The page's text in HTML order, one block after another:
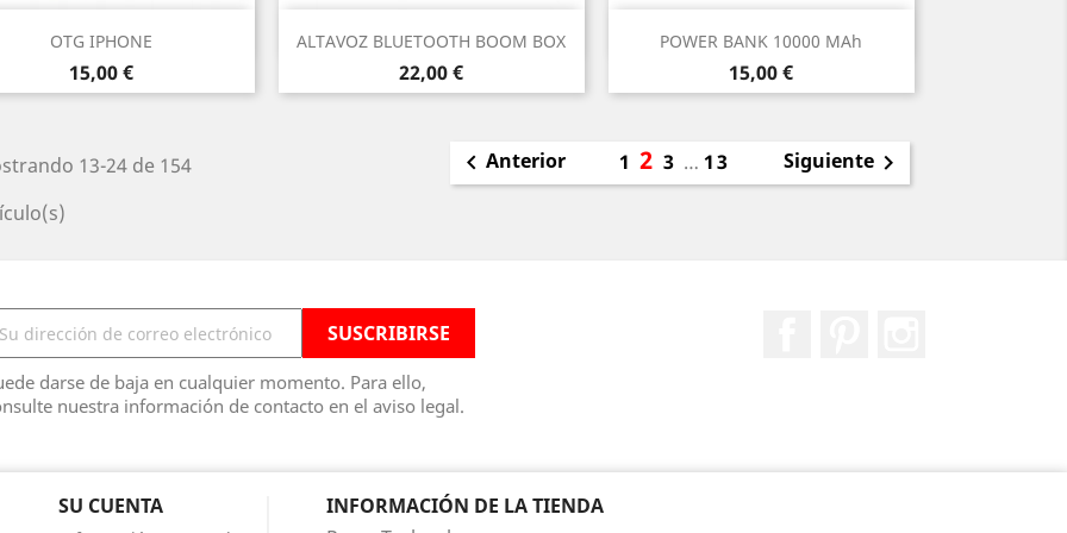
OTG IPHONE
Precio
15,00 €
Vista rápida ALTAVOZ BLUETOOTH BOOM BOX
Precio
22,00 €
 Vista rápida POWER BANK 10000 MAh
Precio
15,00 €
 Vista rápida
13-24 de 154
 Anterior 1 2 3 … 13 Siguiente
darse de baja en cualquier momento. Para ello,
nuestra información de contacto en el aviso legal.
SU CUENTA
INFORMACIÓN DE LA TIENDA